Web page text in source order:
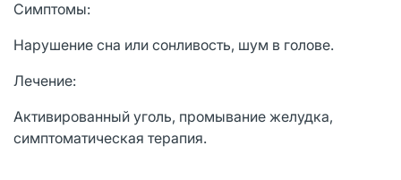
Симптомы:
Нарушение сна или сонливость, шум в голове.
Лечение:
Активированный уголь, промывание желудка,
симптоматическая терапия.